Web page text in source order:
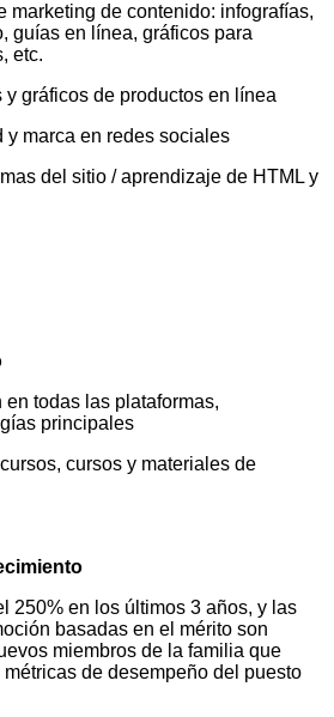
marketing de contenido: infografías,
guías en línea, gráficos para
etc.
gráficos de productos en línea
y marca en redes sociales
del sitio / aprendizaje de HTML y
todas las plataformas,
principales
cursos y materiales de
250% en los últimos 3 años, y las
basadas en el mérito son
miembros de la familia que
de desempeño del puesto